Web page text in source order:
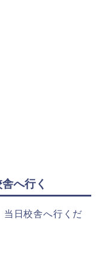
へ行く
当日校舎へ行くだ